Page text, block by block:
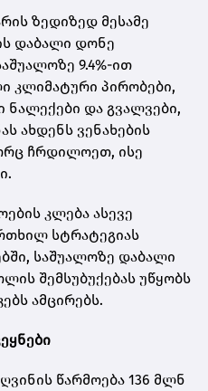
ზედიზედ მესამე
დაბალი დონე
9.4%-ით
კლიმატური პირობები,
ნალექები და გვალვები,
ახდენს ვენახების
ჩრდილოეთ, ისე
კლება ასევე
სტრატეგიას
საშუალოზე დაბალი
შემსუბუქებას უწყობს
ამცირებს.
წარმოება 136 მლნ